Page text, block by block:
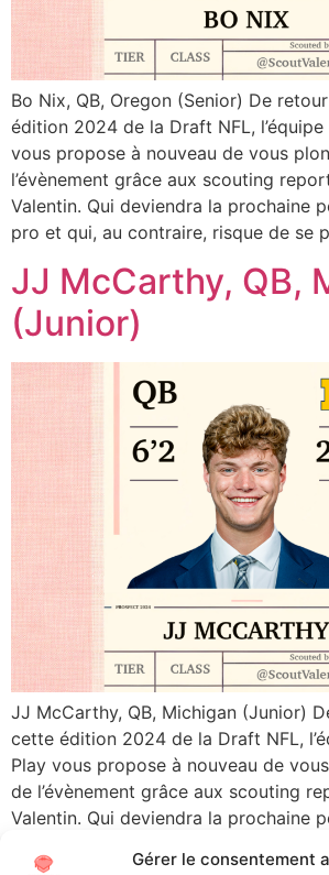
Gérer le consentement
Bo Nix, QB, Oregon (Senior) De
édition 2024 de la Draft NFL,
vous propose à nouveau de vous
l’évènement grâce aux scouting
Valentin. Qui deviendra la prochaine
pro et qui, au contraire, risque de se
JJ McCarthy, QB,
(Junior)
JJ McCarthy, QB, Michigan (Junior)
cette édition 2024 de la Draft NFL,
Play vous propose à nouveau de
de l’évènement grâce aux scouting
Valentin. Qui deviendra la prochaine